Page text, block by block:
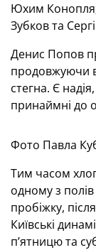
Юхим
Зубков та
Денис Попов
продовжуючи
стегна. Є
принаймні до
Фото Павла
Тим часом
одному з
пробіжку,
Київські
п’ятницю та